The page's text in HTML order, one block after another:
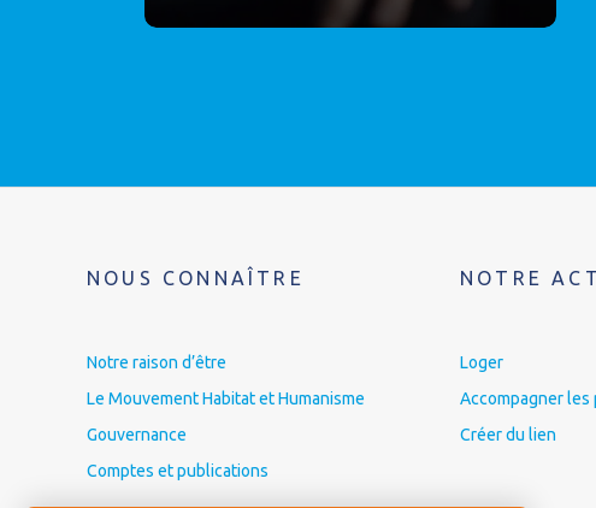
NOUS CONNAÎTRE
Notre raison d’être
Le Mouvement Habitat et Humanisme
Gouvernance
Comptes et publications
NOTRE
Loger
Accompagner
Créer du lien